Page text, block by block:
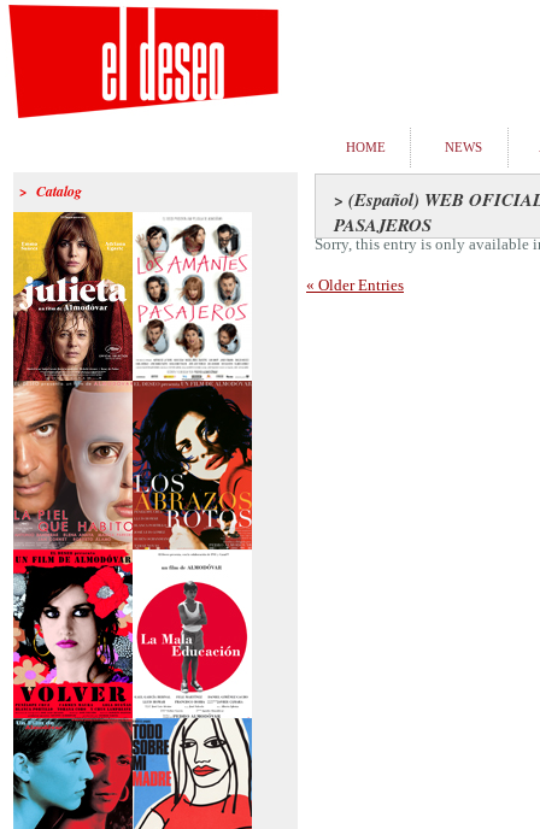
HOME NEWS
> Catalog
>Julieta
>Los amantes
pasajeros
>La piel que habito >Los abrazos rotos
>Volver >La mala educación
> (Español) WEB
PASAJEROS
Sorry, this entry is only available
« Older Entries